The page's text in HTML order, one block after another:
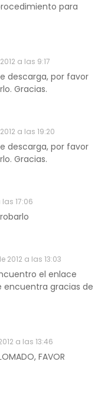
para
a las 9:17
descarga, por favor
Gracias.
a las 19:20
descarga, por favor
Gracias.
17:06
2012 a las 13:03
el enlace
encuentra gracias de
a las 13:46
FAVOR